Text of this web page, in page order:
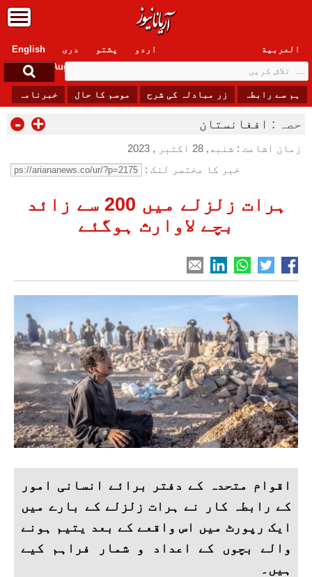
English دری پشتو العربیة
اردو
Friday, 7 August , 2026
ہم سے رابطہ زر مبادلہ کی شرح موسم کا حال خبرنامہ
حصہ : افغانستان - +
زمان اشاعت : شنبه, 28 اکتبر , 2023
خبر کا مختصر لنک :
ہرات زلزلے میں 200 سے زائد
بچے لاوارث ہوگئے
اقوام متحدہ کے دفتر برائے انسانی امور
کے رابطہ کار نے ہرات زلزلے کے بارے میں
ایک رپورٹ میں اس واقعے کے بعد یتیم ہونے
والے بچوں کے اعداد و شمار فراہم کیے
ہیں۔